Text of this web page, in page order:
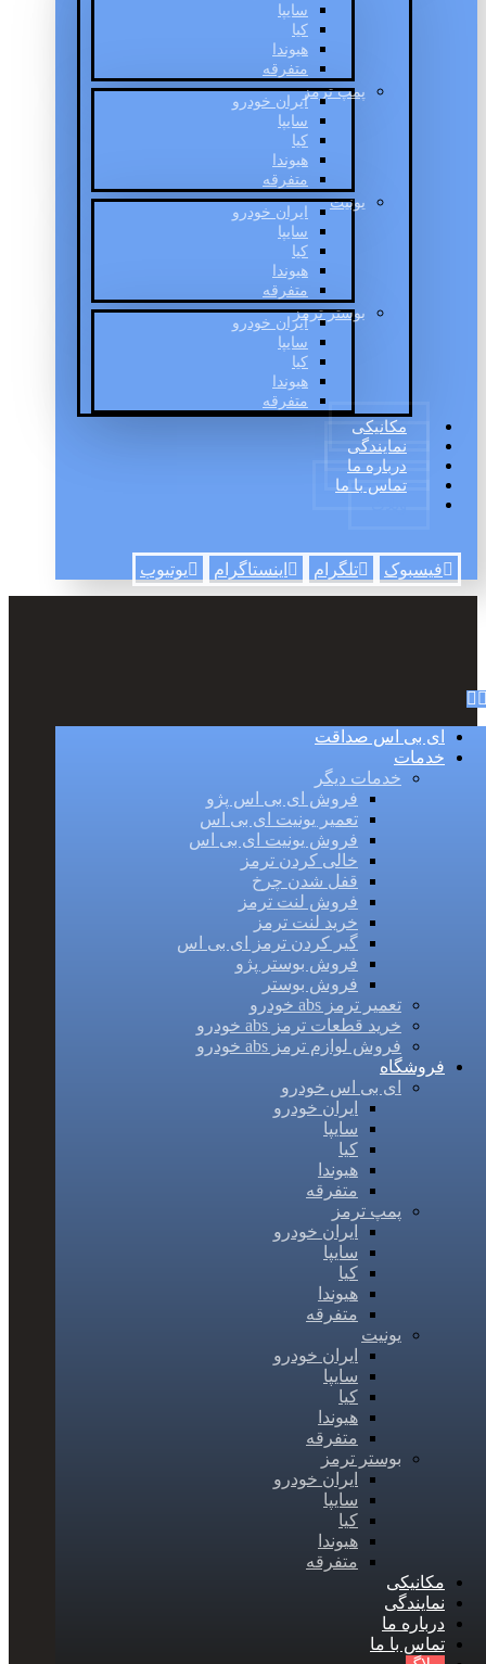
سایپا
کیا
هیوندا
متفرقه
پمپ ترمز
ایران خودرو
سایپا
کیا
هیوندا
متفرقه
یونیت
ایران خودرو
سایپا
کیا
هیوندا
متفرقه
بوستر ترمز
ایران خودرو
سایپا
کیا
هیوندا
متفرقه
مکانیکی
نمایندگی
درباره ما
تماس با ما
فیسبوک تلگرام اینستاگرام یوتیوب
ای بی اس صداقت
خدمات
خدمات دیگر
فروش ای بی اس پژو
تعمیر یونیت ای بی اس
فروش یونیت ای بی اس
خالی کردن ترمز
قفل شدن چرخ
فروش لنت ترمز
خرید لنت ترمز
گیر کردن ترمز ای بی اس
فروش بوستر پژو
فروش بوستر
تعمیر ترمز abs خودرو
خرید قطعات ترمز abs خودرو
فروش لوازم ترمز abs خودرو
فروشگاه
ای بی اس خودرو
ایران خودرو
سایپا
کیا
هیوندا
متفرقه
پمپ ترمز
ایران خودرو
سایپا
کیا
هیوندا
متفرقه
یونیت
ایران خودرو
سایپا
کیا
هیوندا
متفرقه
بوستر ترمز
ایران خودرو
سایپا
کیا
هیوندا
متفرقه
مکانیکی
نمایندگی
درباره ما
تماس با ما